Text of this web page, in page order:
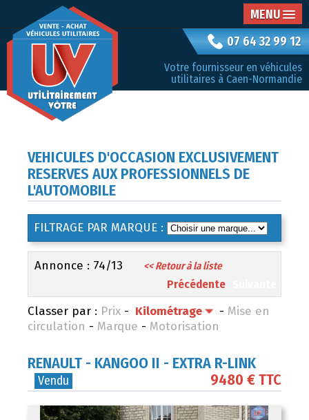
MENU
07 64 32 99 12
Votre fournisseur en véhicules
utilitaires à Caen-Normandie
VEHICULES D'OCCASION EXCLUSIVEMENT
RESERVES AUX PROFESSIONNELS DE
L'AUTOMOBILE
FILTRAGE PAR MARQUE :
Annonce : 74/13 << Retour à la liste
Précédente
Classer par : Prix - Kilométrage - Mise en
circulation - Marque - Motorisation
RENAULT - KANGOO II - EXTRA R-LINK
9480 € TTC
Vendu